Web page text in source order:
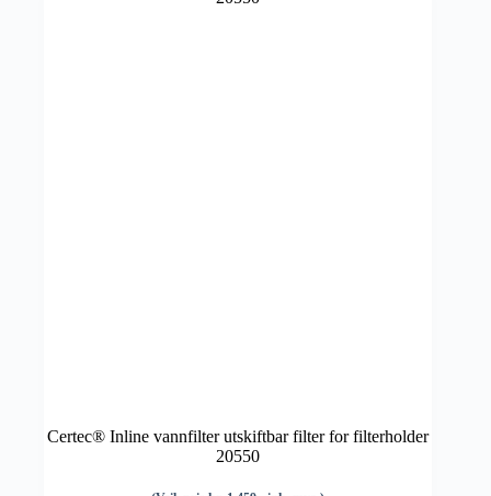
Certec® Inline vannfilter utskiftbar filter for filterholder
20550